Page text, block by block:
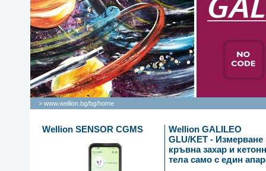
> www.wellion.bg/bg/home
Wellion SENSOR CGMS
Wellion GALILEO
GLU/KET - Измерване
кръвна захар и
тела само с един